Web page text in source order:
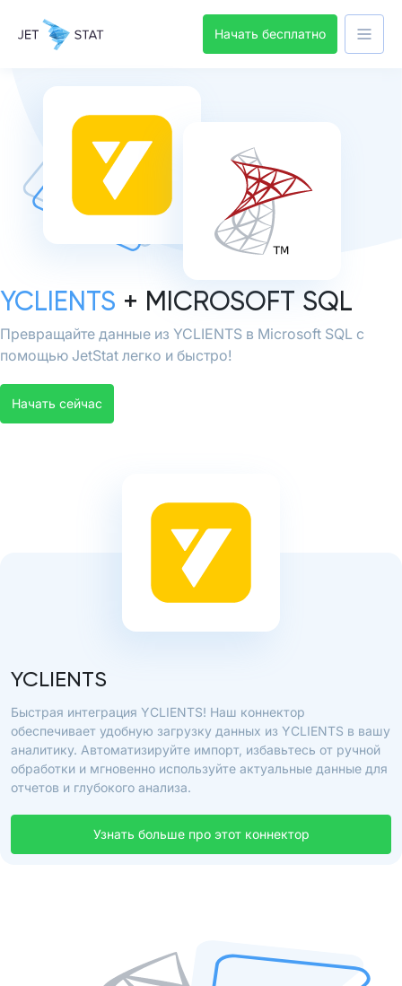
Начать бесплатно
YCLIENTS + MICROSOFT SQL
Превращайте данные из YCLIENTS в Microsoft SQL с
помощью JetStat легко и быстро!
Начать сейчас
YCLIENTS
Быстрая интеграция YCLIENTS! Наш коннектор
обеспечивает удобную загрузку данных из YCLIENTS в вашу
аналитику. Автоматизируйте импорт, избавьтесь от ручной
обработки и мгновенно используйте актуальные данные для
отчетов и глубокого анализа.
Узнать больше про этот коннектор